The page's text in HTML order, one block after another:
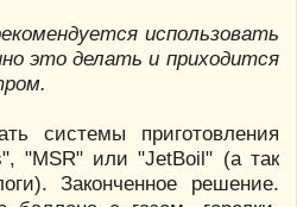
использовать
это делать и приходится
системы приготовления
"MSR" или "JetBoil" (а так
Законченное решение.